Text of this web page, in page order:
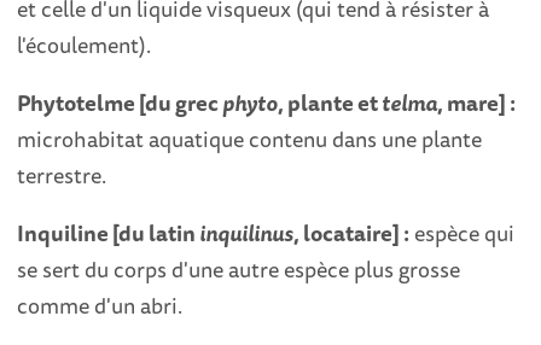
et celle d'un liquide visqueux (qui tend à résister à
l'écoulement).
Phytotelme [du grecphyto, plante ettelma, mare] :
microhabitat aquatique contenu dans une plante
terrestre.
Inquiline [du latininquilinus, locataire] : espèce qui
se sert du corps d'une autre espèce plus grosse
comme d'un abri.